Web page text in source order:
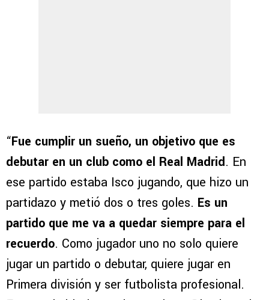
“Fue cumplir un sueño, un objetivo que es
debutar en un club como el Real Madrid. En
ese partido estaba Isco jugando, que hizo un
partidazo y metió dos o tres goles. Es un
partido que me va a quedar siempre para el
recuerdo. Como jugador uno no solo quiere
jugar un partido o debutar, quiere jugar en
Primera división y ser futbolista profesional.